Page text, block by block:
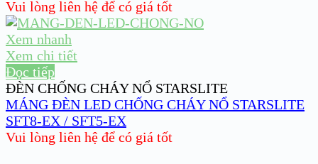
Vui lòng liên hệ để có giá tốt
Xem nhanh
Xem chi tiết
Đọc tiếp
ĐÈN CHỐNG CHÁY NỔ STARSLITE
MÁNG ĐÈN LED CHỐNG CHÁY NỔ STARSLITE
SFT8-EX / SFT5-EX
Vui lòng liên hệ để có giá tốt